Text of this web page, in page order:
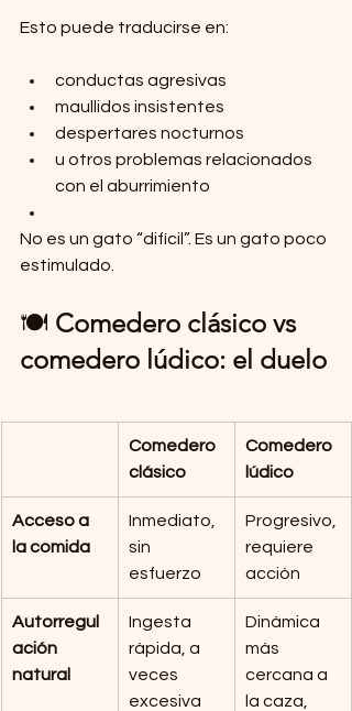
Esto puede traducirse en:
conductas agresivas
maullidos insistentes
despertares nocturnos
u otros problemas relacionados
con el aburrimiento
No es un gato “difícil”. Es un gato poco
estimulado.
🍽 Comedero clásico vs
comedero lúdico: el duelo
Comedero
clásico
Comedero
lúdico
Acceso a
la comida
Inmediato,
sin
esfuerzo
Progresivo,
requiere
acción
Autorregul
ación
natural
Ingesta
rápida, a
veces
excesiva
Dinámica
más
cercana a
la caza,